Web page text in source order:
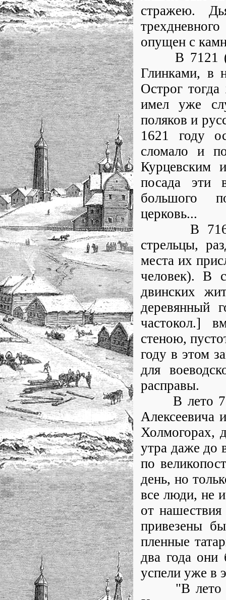
стражею.
опущен с
В 7121
Глинками, в
Острог
имел уже
поляков и
1621 году
сломало и
Курцевским
посада эти
большого
церковь...
В 7163
стрельцы,
места их
человек). В
двинских
деревянный
частокол.]
стеною,
году в этом
для
расправы.
В лето
Алексеевича
Холмогорах,
утра даже до
по
день, но
все люди, не
от
привезены
пленные
два года они
успели уже в
"В лето